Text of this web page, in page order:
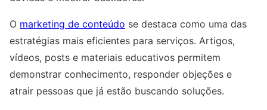
O marketing de conteúdo se destaca como uma das
estratégias mais eficientes para serviços. Artigos,
vídeos, posts e materiais educativos permitem
demonstrar conhecimento, responder objeções e
atrair pessoas que já estão buscando soluções.